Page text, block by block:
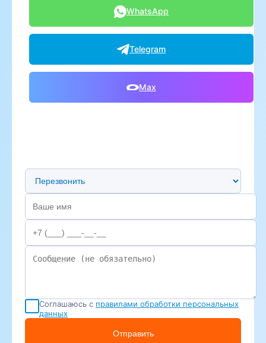
WhatsApp
Telegram
Max
Предпочтительный способ связи
Соглашаюсь с правилами обработки персональных
данных
Отправить